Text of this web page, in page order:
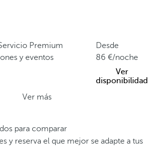
Premium
y eventos
Desde
86
/noche
Ver
disponibilidad
Ver más
para comparar
y reserva el que mejor se adapte a tus